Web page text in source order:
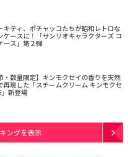
キティ、ポチャッコたちが昭和レトロな
ケースに！「サンリオキャラクターズ コ
ース」第２弾
・数量限定】キンモクセイの香りを天然
再現した「スチームクリーム キンモクセ
新登場
ングを表示